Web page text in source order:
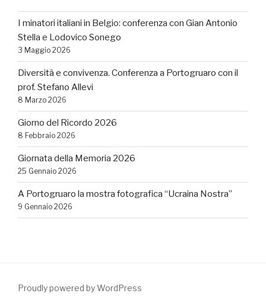
I minatori italiani in Belgio: conferenza con Gian Antonio
Stella e Lodovico Sonego
3 Maggio 2026
Diversità e convivenza. Conferenza a Portogruaro con il
prof. Stefano Allevi
8 Marzo 2026
Giorno del Ricordo 2026
8 Febbraio 2026
Giornata della Memoria 2026
25 Gennaio 2026
A Portogruaro la mostra fotografica “Ucraina Nostra”
9 Gennaio 2026
Proudly powered by WordPress